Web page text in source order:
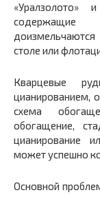
«Уралзолото»
содержащие
столе или
Кварцевые
цианированием,
схема
обогащение,
цианирование
может успешно
Основной